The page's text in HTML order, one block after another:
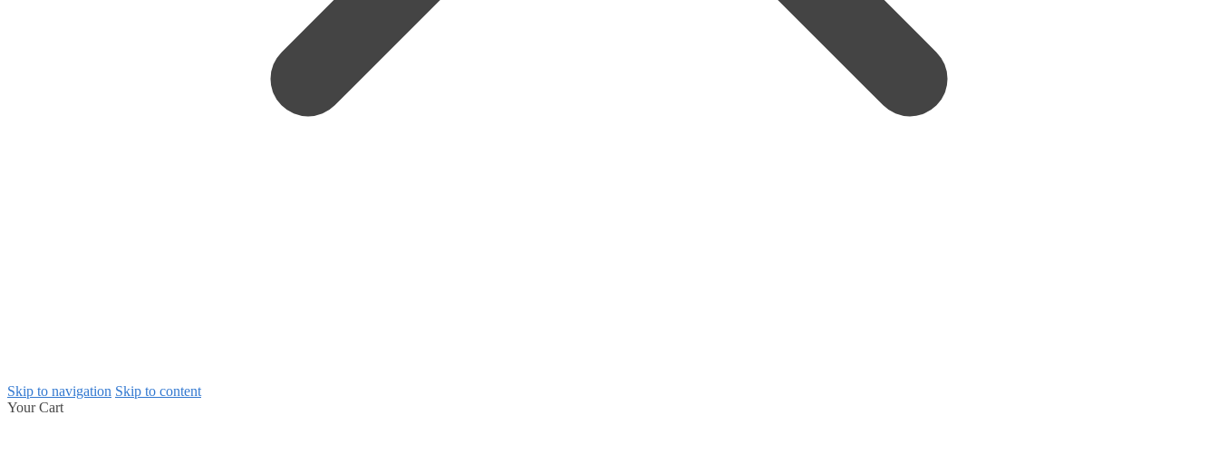
Skip to navigation Skip to content
Your Cart